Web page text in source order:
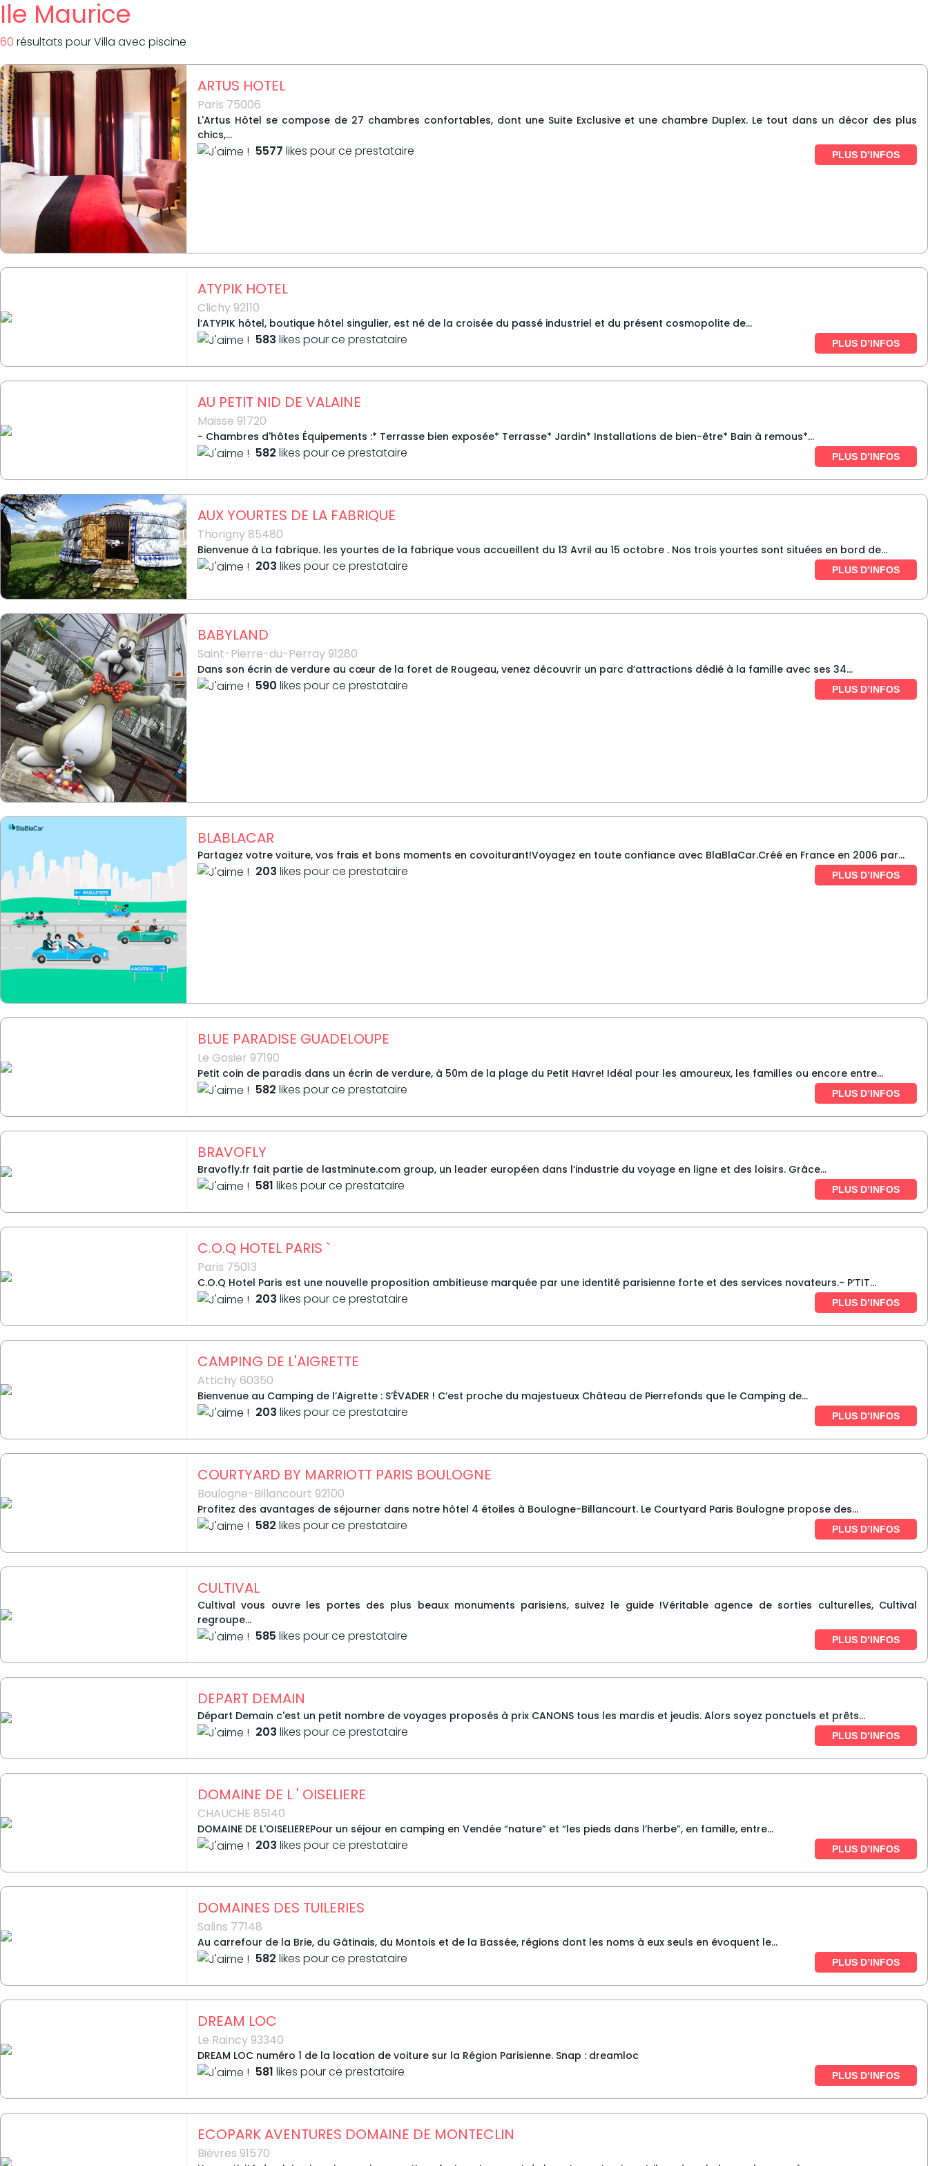
Ile Maurice
60 résultats pourVilla avec piscine
ARTUS HOTEL
Paris 75006
L'Artus Hôtel se compose de 27 chambres confortables, dont une Suite Exclusive et une chambre Duplex. Le tout dans un décor des plus
chics,...
5577 likes pour ce prestataire PLUS D’INFOS
ATYPIK HOTEL
Clichy 92110
l’ATYPIK hôtel, boutique hôtel singulier, est né de la croisée du passé industriel et du présent cosmopolite de...
583 likes pour ce prestataire PLUS D’INFOS
AU PETIT NID DE VALAINE
Maisse 91720
- Chambres d'hôtes Équipements :* Terrasse bien exposée* Terrasse* Jardin* Installations de bien-être* Bain à remous*...
582 likes pour ce prestataire PLUS D’INFOS
AUX YOURTES DE LA FABRIQUE
Thorigny 85480
Bienvenue à La fabrique. les yourtes de la fabrique vous accueillent du 13 Avril au 15 octobre . Nos trois yourtes sont situées en bord de...
203 likes pour ce prestataire PLUS D’INFOS
BABYLAND
Saint-Pierre-du-Perray 91280
Dans son écrin de verdure au cœur de la foret de Rougeau, venez découvrir un parc d’attractions dédié à la famille avec ses 34...
590 likes pour ce prestataire PLUS D’INFOS
BLABLACAR
Partagez votre voiture, vos frais et bons moments en covoiturant!Voyagez en toute confiance avec BlaBlaCar.Créé en France en 2006 par...
203 likes pour ce prestataire PLUS D’INFOS
BLUE PARADISE GUADELOUPE
Le Gosier 97190
Petit coin de paradis dans un écrin de verdure, à 50m de la plage du Petit Havre! Idéal pour les amoureux, les familles ou encore entre...
582 likes pour ce prestataire PLUS D’INFOS
BRAVOFLY
Bravofly.fr fait partie de lastminute.com group, un leader européen dans l’industrie du voyage en ligne et des loisirs. Grâce...
581 likes pour ce prestataire PLUS D’INFOS
C.O.Q HOTEL PARIS `
Paris 75013
C.O.Q Hotel Paris est une nouvelle proposition ambitieuse marquée par une identité parisienne forte et des services novateurs.- P’TIT...
203 likes pour ce prestataire PLUS D’INFOS
CAMPING DE L'AIGRETTE
Attichy 60350
Bienvenue au Camping de l’Aigrette : S’ÉVADER ! C’est proche du majestueux Château de Pierrefonds que le Camping de...
203 likes pour ce prestataire PLUS D’INFOS
COURTYARD BY MARRIOTT PARIS BOULOGNE
Boulogne-Billancourt 92100
Profitez des avantages de séjourner dans notre hôtel 4 étoiles à Boulogne-Billancourt. Le Courtyard Paris Boulogne propose des...
582 likes pour ce prestataire PLUS D’INFOS
CULTIVAL
Cultival vous ouvre les portes des plus beaux monuments parisiens, suivez le guide !Véritable agence de sorties culturelles, Cultival
regroupe...
585 likes pour ce prestataire PLUS D’INFOS
DEPART DEMAIN
Départ Demain c'est un petit nombre de voyages proposés à prix CANONS tous les mardis et jeudis. Alors soyez ponctuels et prêts...
203 likes pour ce prestataire PLUS D’INFOS
DOMAINE DE L ' OISELIERE
CHAUCHE 85140
DOMAINE DE L'OISELIEREPour un séjour en camping en Vendée “nature” et “les pieds dans l’herbe”, en famille, entre...
203 likes pour ce prestataire PLUS D’INFOS
DOMAINES DES TUILERIES
Salins 77148
Au carrefour de la Brie, du Gâtinais, du Montois et de la Bassée, régions dont les noms à eux seuls en évoquent le...
582 likes pour ce prestataire PLUS D’INFOS
DREAM LOC
Le Raincy 93340
DREAM LOC numéro 1 de la location de voiture sur la Région Parisienne. Snap : dreamloc
581 likes pour ce prestataire PLUS D’INFOS
ECOPARK AVENTURES DOMAINE DE MONTECLIN
Bièvres 91570